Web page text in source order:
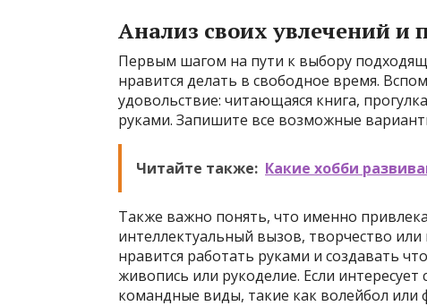
Анализ своих увлечений и
Первым шагом на пути к выбору
нравится делать в свободное время.
удовольствие: читающаяся книга,
руками. Запишите все возможные
Читайте также: Какие хобби
Также важно понять, что именно
интеллектуальный вызов, творчество
нравится работать руками и создавать
живопись или рукоделие. Если
командные виды, такие как волейбол или